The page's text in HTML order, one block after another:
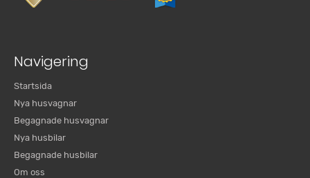
Navigering
Startsida
Nya husvagnar
Begagnade husvagnar
Nya husbilar
Begagnade husbilar
Om oss